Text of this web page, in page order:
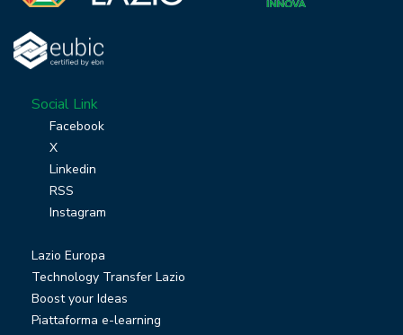
Social Link
Facebook
X
Linkedin
RSS
Instagram
Lazio Europa
Technology Transfer Lazio
Boost your Ideas
Piattaforma e-learning